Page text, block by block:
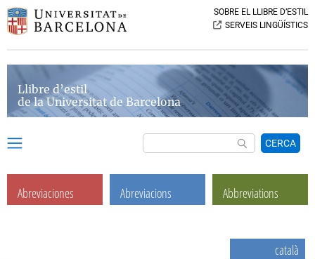
SOBRE EL LLIBRE D’ESTIL
SERVEIS LINGÜÍSTICS
Llibre d’estil
de la Universitat de Barcelona
CERCA
Abreviaciones Abreviacions Abbreviations
català